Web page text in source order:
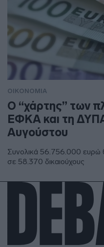
ΟΙΚΟΝΟΜΙΑ
Ο “χάρτης” των
ΕΦΚΑ και τη
Αυγούστου
Συνολικά 56.756.000 ευρώ
σε 58.370 δικαιούχους